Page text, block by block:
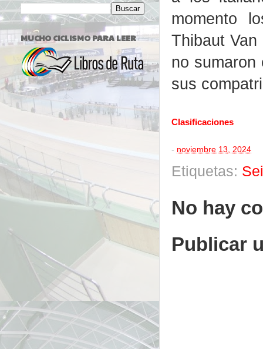
momento
Thibaut
no sumaron
sus
Clasificaciones
- noviembre 13, 2024
Etiquetas:
No hay
Publicar
MUCHO CICLISMO PARA LEER